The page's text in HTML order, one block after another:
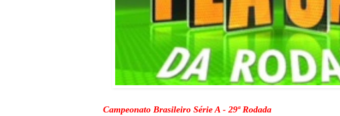
Campeonato Brasileiro Série A - 29ª Rodada